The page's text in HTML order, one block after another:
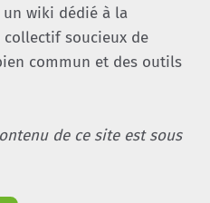
un wiki dédié à la
soucieux de
commun et des outils
de ce site est sous